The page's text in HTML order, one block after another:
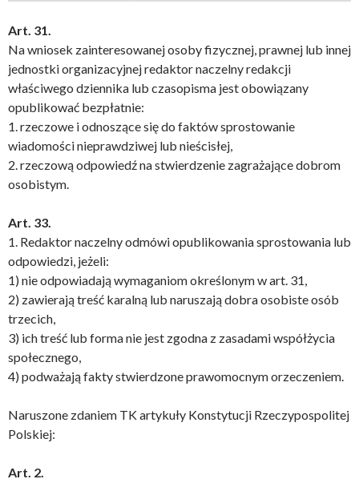
Art. 31.
Na wniosek zainteresowanej osoby fizycznej, prawnej lub innej
jednostki organizacyjnej redaktor naczelny redakcji
właściwego dziennika lub czasopisma jest obowiązany
opublikować bezpłatnie:
1. rzeczowe i odnoszące się do faktów sprostowanie
wiadomości nieprawdziwej lub nieścisłej,
2. rzeczową odpowiedź na stwierdzenie zagrażające dobrom
osobistym.
Art. 33.
1. Redaktor naczelny odmówi opublikowania sprostowania lub
odpowiedzi, jeżeli:
1) nie odpowiadają wymaganiom określonym w art. 31,
2) zawierają treść karalną lub naruszają dobra osobiste osób
trzecich,
3) ich treść lub forma nie jest zgodna z zasadami współżycia
społecznego,
4) podważają fakty stwierdzone prawomocnym orzeczeniem.
Naruszone zdaniem TK artykuły Konstytucji Rzeczypospolitej
Polskiej:
Art. 2.